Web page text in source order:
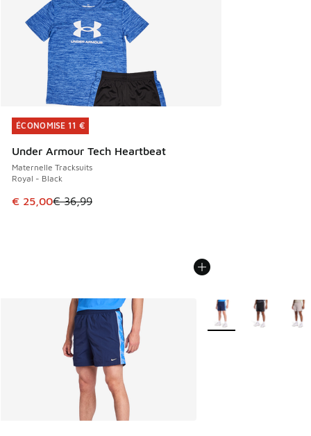
ÉCONOMISE 11 €
Under Armour Tech Heartbeat
Maternelle Tracksuits
Royal - Black
Cet article est en promotion. Prix en baisse de € 36,99 à
€ 25,00€ 36,99
ÉCONOMISE 11 €
Plus de couleurs